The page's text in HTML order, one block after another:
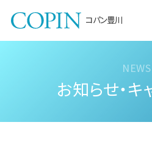
コパン豊川
お知らせ・キ